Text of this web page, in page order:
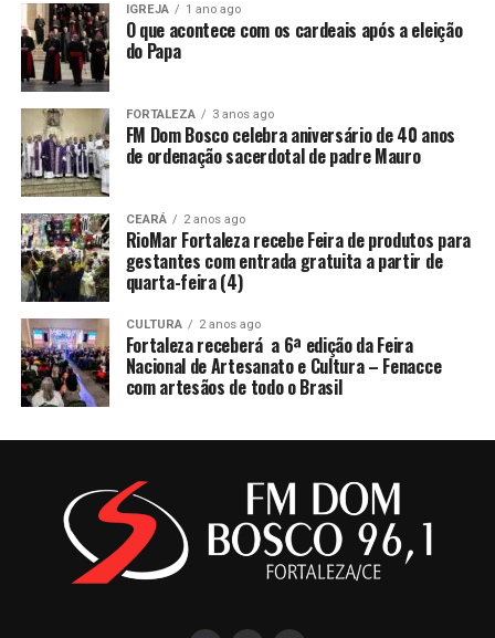
IGREJA 1 ano ago
O que acontece com os cardeais após a eleição
do Papa
FORTALEZA 3 anos ago
FM Dom Bosco celebra aniversário de 40 anos
de ordenação sacerdotal de padre Mauro
CEARÁ 2 anos ago
RioMar Fortaleza recebe Feira de produtos para
gestantes com entrada gratuita a partir de
quarta-feira (4)
CULTURA 2 anos ago
Fortaleza receberá a 6ª edição da Feira
Nacional de Artesanato e Cultura – Fenacce
com artesãos de todo o Brasil